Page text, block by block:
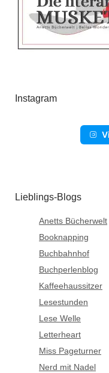
Instagram
Lieblings-Blogs
Anetts Bücherwelt
Booknapping
Buchbahnhof
Buchperlenblog
Kaffeehaussitzer
Lesestunden
Lese Welle
Letterheart
Miss Pageturner
Nerd mit Nadel